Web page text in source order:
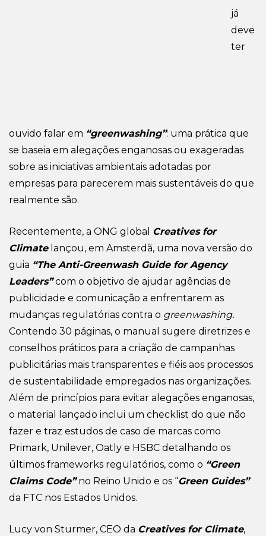
já
deve
ter
ouvido falar em “greenwashing”: uma prática que
se baseia em alegações enganosas ou exageradas
sobre as iniciativas ambientais adotadas por
empresas para parecerem mais sustentáveis do que
realmente são.
Recentemente, a ONG global Creatives for
Climatelançou, em Amsterdã, uma nova versão do
guia “The Anti-Greenwash Guide for Agency
Leaders”com o objetivo de ajudar agências de
publicidade e comunicação a enfrentarem as
mudanças regulatórias contra o greenwashing.
Contendo 30 páginas, o manual sugere diretrizes e
conselhos práticos para a criação de campanhas
publicitárias mais transparentes e fiéis aos processos
de sustentabilidade empregados nas organizações.
Além de princípios para evitar alegações enganosas,
o material lançado inclui um checklist do que não
fazer e traz estudos de caso de marcas como
Primark, Unilever, Oatly e HSBC detalhando os
últimos frameworks regulatórios, como o “Green
Claims Code”no Reino Unido e os “Green Guides”
da FTC nos Estados Unidos.
Lucy von Sturmer, CEO da Creatives for Climate,